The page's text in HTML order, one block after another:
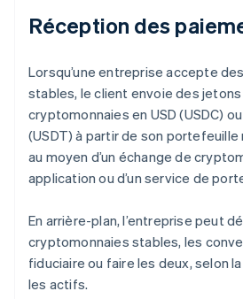
Réception des
Lorsqu’une entreprise accepte
stables, le client envoie des
cryptomonnaies en USD (USDC)
(USDT) à partir de son
au moyen d’un échange de
application ou d’un service de
En arrière-plan, l’entreprise peut
cryptomonnaies stables, les
fiduciaire ou faire les deux, selon
les actifs.